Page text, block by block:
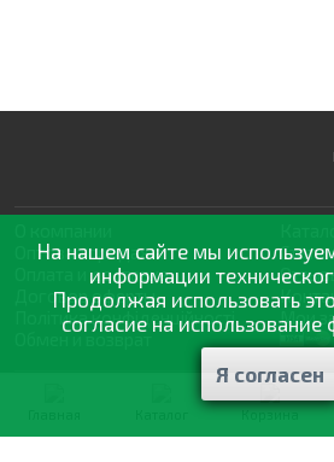
Оптовая продажа
Оплата и доставка
Договор оферты
Політика конфіденційності
Обмен и возврат
Статьи
Мои
наилучшее для вашего
Корзина
На нашем сайте мы
информации
Продолжая использовать
согласие на
Я согласен